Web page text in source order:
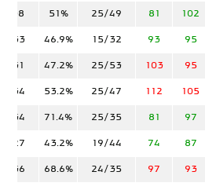
102
81
25/49
51%
38
95
93
15/32
46.9%
33
95
103
25/53
47.2%
31
105
112
25/47
53.2%
34
97
81
25/35
71.4%
34
87
74
19/44
43.2%
27
93
97
24/35
68.6%
36